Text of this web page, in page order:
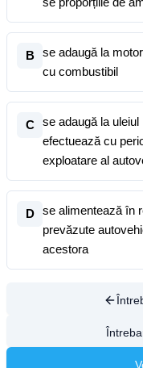
B
se adaugă la
cu combustibil
C
se adaugă la
efectuează cu
exploatare al
D
se alimentează în
prevăzute
acestora